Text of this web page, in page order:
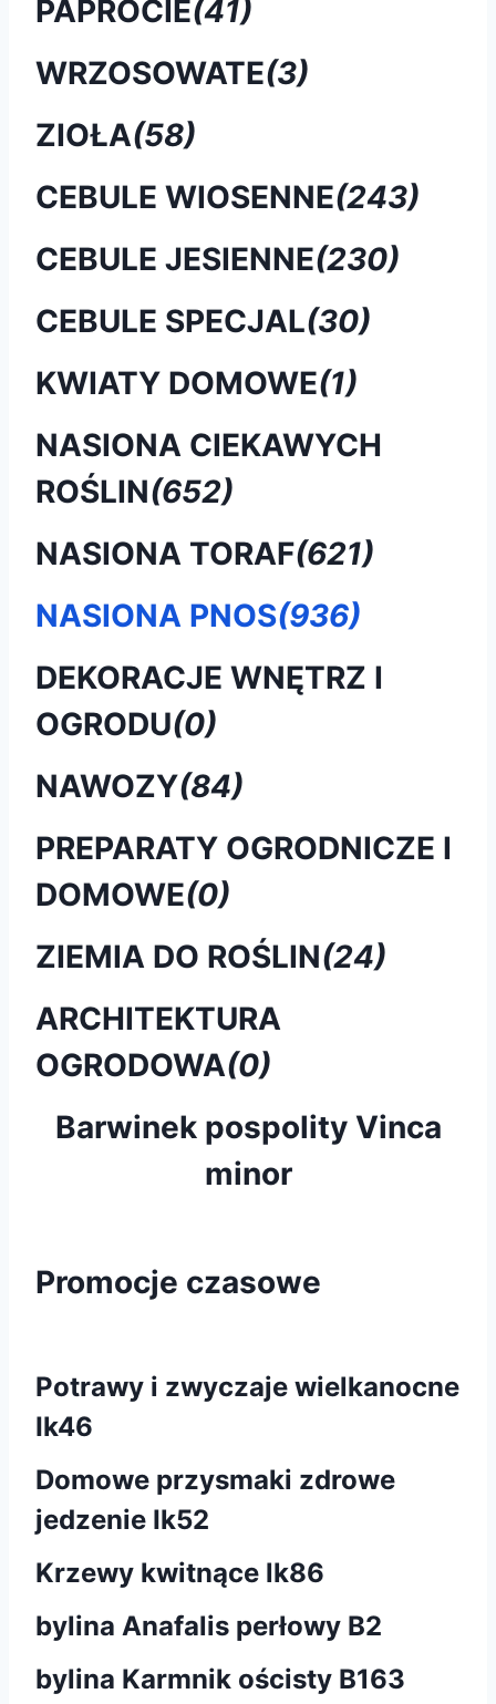
PAPROCIE(41)
WRZOSOWATE(3)
ZIOŁA(58)
CEBULE WIOSENNE(243)
CEBULE JESIENNE(230)
CEBULE SPECJAL(30)
KWIATY DOMOWE(1)
NASIONA CIEKAWYCH
ROŚLIN(652)
NASIONA TORAF(621)
NASIONA PNOS(936)
DEKORACJE WNĘTRZ I
OGRODU(0)
NAWOZY(84)
PREPARATY OGRODNICZE I
DOMOWE(0)
ZIEMIA DO ROŚLIN(24)
ARCHITEKTURA
OGRODOWA(0)
Barwinek pospolity Vinca
minor
Promocje czasowe
Potrawy i zwyczaje wielkanocne
Ik46
Domowe przysmaki zdrowe
jedzenie Ik52
Krzewy kwitnące lk86
bylina Anafalis perłowy B2
bylina Karmnik ościsty B163